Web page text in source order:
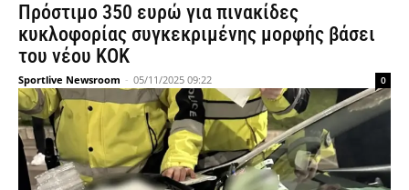
Πρόστιμο 350 ευρώ για πινακίδες
κυκλοφορίας συγκεκριμένης μορφής βάσει
του νέου ΚΟΚ
Sportlive Newsroom - 05/11/2025 09:22 0